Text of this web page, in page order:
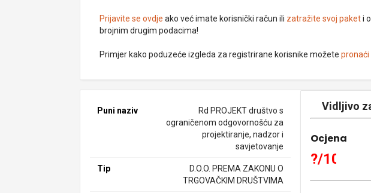
Prijavite se ovdje ako već imate korisnički račun ili zatražite svoj paketi
brojnim drugim podacima!
Primjer kako poduzeće izgleda za registrirane korisnike možetepronaći
Puni naziv
Rd PROJEKT društvo s
ograničenom odgovornošću za
projektiranje, nadzor i
savjetovanje
Tip
D.O.O. PREMA ZAKONU O
TRGOVAČKIM DRUŠTVIMA
Vidljivo
Ocjena
?/10